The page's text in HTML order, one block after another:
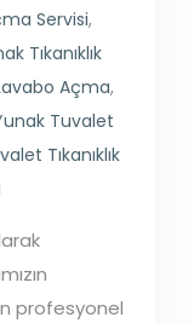
Servisi,
Tıkanıklık
Açma,
Tuvalet
Tıkanıklık
profesyonel